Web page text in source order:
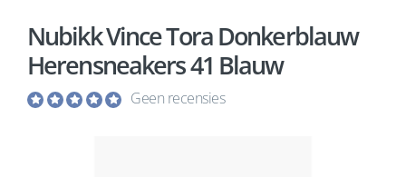
Nubikk Vince Tora Donkerblauw
Herensneakers 41 Blauw
Geen recensies